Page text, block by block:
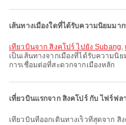
เส้นทางเมืองใดที่ได้รับความนิยมมา
เที่ยวบินจาก สิงคโปร์ ไปยัง Subang,
เป็นเส้นทางจากเมืองที่ได้รับความนิ
การเชื่อมต่อที่สะดวกจากเมืองหลัก
เที่ยวบินแรกจาก สิงคโปร์ กับ ไฟร์ฟล
เที่ยวบินที่ออกเดินทางเร็วที่สุดจาก สิงคโปร์ กับ ไฟร์ฟลาย / FireFly ออกเดินทาง